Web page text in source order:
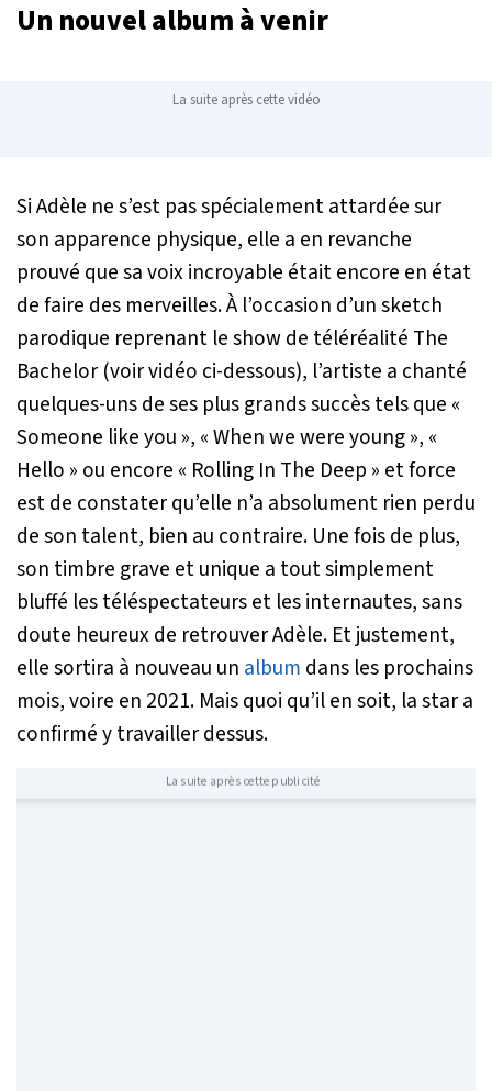
Un nouvel album à venir
La suite après cette vidéo
Si Adèle ne s’est pas spécialement attardée sur
son apparence physique, elle a en revanche
prouvé que sa voix incroyable était encore en état
de faire des merveilles. À l’occasion d’un sketch
parodique reprenant le show de téléréalité The
Bachelor (voir vidéo ci-dessous), l’artiste a chanté
quelques-uns de ses plus grands succès tels que «
Someone like you », « When we were young », «
Hello » ou encore « Rolling In The Deep » et force
est de constater qu’elle n’a absolument rien perdu
de son talent, bien au contraire. Une fois de plus,
son timbre grave et unique a tout simplement
bluffé les téléspectateurs et les internautes, sans
doute heureux de retrouver Adèle. Et justement,
elle sortira à nouveau un album dans les prochains
mois, voire en 2021. Mais quoi qu’il en soit, la star a
confirmé y travailler dessus.
La suite après cette publicité